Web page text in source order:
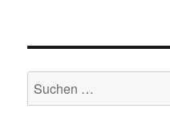
Suchen
nach: